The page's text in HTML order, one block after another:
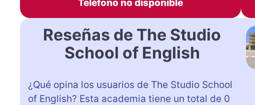
Teléfono no disponible
Reseñas de The Studio
School of English
¿Qué opina los usuarios de The Studio School
of English? Esta academia tiene un total de 0